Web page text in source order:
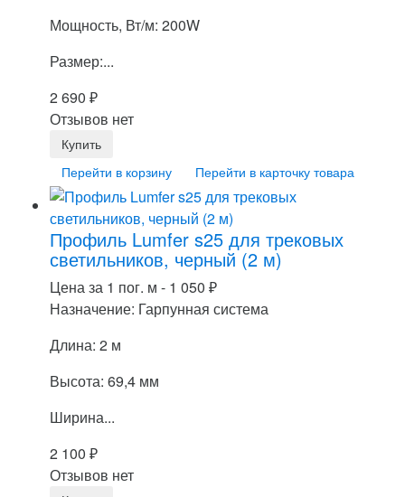
Мощность, Вт/м: 200W
Размер:...
2 690 ₽
Отзывов нет
Перейти в корзину Перейти в карточку товара
Профиль Lumfer s25 для трековых
светильников, черный (2 м)
Цена за 1 пог. м - 1 050 ₽
Назначение: Гарпунная система
Длина: 2 м
Высота: 69,4 мм
Ширина...
2 100 ₽
Отзывов нет